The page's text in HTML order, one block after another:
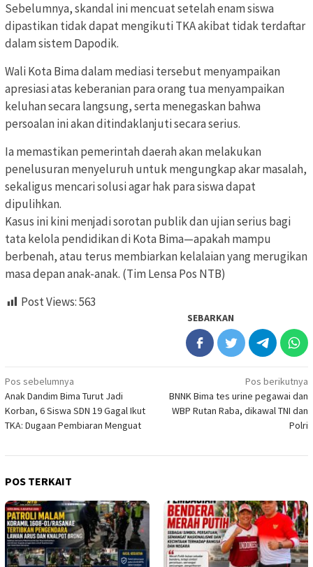
Sebelumnya, skandal ini mencuat setelah enam siswa
dipastikan tidak dapat mengikuti TKA akibat tidak terdaftar
dalam sistem Dapodik.
Wali Kota Bima dalam mediasi tersebut menyampaikan
apresiasi atas keberanian para orang tua menyampaikan
keluhan secara langsung, serta menegaskan bahwa
persoalan ini akan ditindaklanjuti secara serius.
Ia memastikan pemerintah daerah akan melakukan
penelusuran menyeluruh untuk mengungkap akar masalah,
sekaligus mencari solusi agar hak para siswa dapat
dipulihkan.
Kasus ini kini menjadi sorotan publik dan ujian serius bagi
tata kelola pendidikan di Kota Bima—apakah mampu
berbenah, atau terus membiarkan kelalaian yang merugikan
masa depan anak-anak. (Tim Lensa Pos NTB)
Post Views:563
SEBARKAN
Navigasi
pos
Pos sebelumnya
Anak Dandim Bima Turut Jadi
Korban, 6 Siswa SDN 19 Gagal Ikut
TKA: Dugaan Pembiaran Menguat
Pos berikutnya
BNNK Bima tes urine pegawai dan
WBP Rutan Raba, dikawal TNI dan
Polri
POS TERKAIT